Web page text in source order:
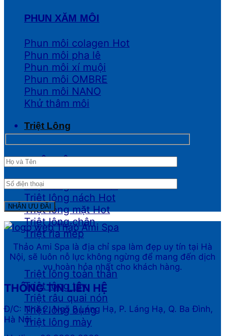
PHUN XĂM MÔI
Phun môi colagen
Phun môi pha lê
Phun môi xí muội
Phun môi OMBRE
Phun môi NANO
Khử thâm môi
Triệt Lông
TRIỆT LÔNG
Triệt lông Bikini
Triệt lông nách
Triệt lông mặt
Triệt lông chân
Triệt ria mép
Triệt lông toàn thân
Triệt lông tay
Triệt râu quai nón
Triệt lông bụng
Triệt lông mày
Thảo Ami Spa là địa chỉ spa làm đẹp uy tín tại Hà
Nội, sẽ luôn nỗ lực không ngừng để mang đến dịch
vụ hoàn hỏa nhất cho khách hàng.
THÔNG TIN LIÊN HỆ
Đ/C: Nhà 2, Ngõ 8 Láng Hạ, P. Láng Hạ, Q. Ba Đình,
Hà Nội